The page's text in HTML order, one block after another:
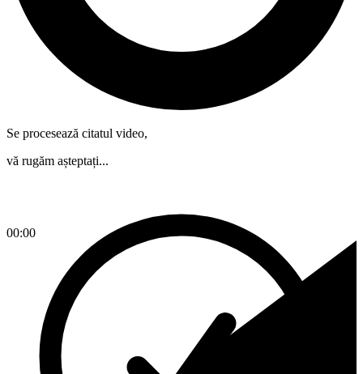
00:00
Se procesează citatul video,
vă rugăm așteptați...